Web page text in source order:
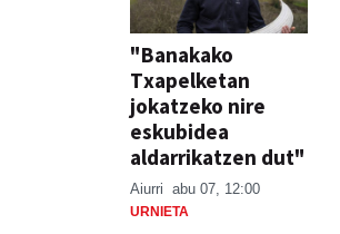
"Banakako
Txapelketan
jokatzeko nire
eskubidea
aldarrikatzen dut"
Aiurri abu 07, 12:00
URNIETA